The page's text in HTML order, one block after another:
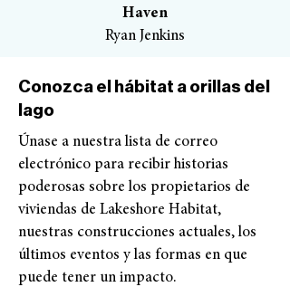
Haven
Ryan Jenkins
Conozca el hábitat a orillas del
lago
Únase a nuestra lista de correo
electrónico para recibir historias
poderosas sobre los propietarios de
viviendas de Lakeshore Habitat,
nuestras construcciones actuales, los
últimos eventos y las formas en que
puede tener un impacto.